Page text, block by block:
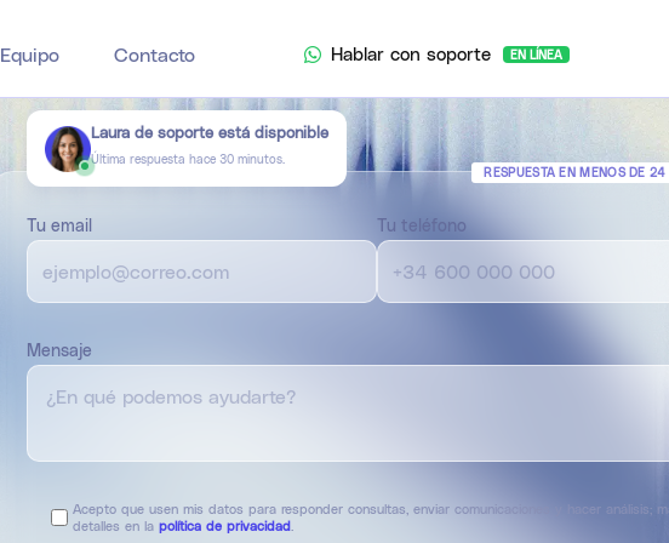
Equipo Contacto Hablar con soporte
Laura de soporte está disponible
Última respuesta hace30 minutos.
RESPUESTA EN MENOS DE
Tu email Tu teléfono
Mensaje
Acepto que usen mis datos para responder consultas, enviar comunicaciones y hacer análisis;
detalles en lapolítica de privacidad